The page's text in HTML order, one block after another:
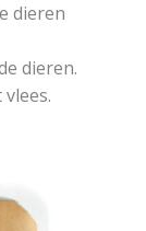
dieren
dieren.